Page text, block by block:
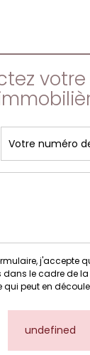
j'accepte
dans le cadre de
peut en
undefined